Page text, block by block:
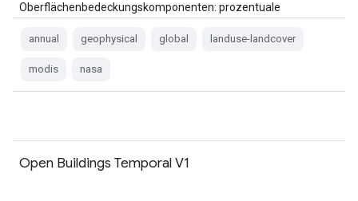
Oberflächenbedeckungskomponenten: prozentuale
annual geophysical global landuse-landcover
modis nasa
Open Buildings Temporal V1